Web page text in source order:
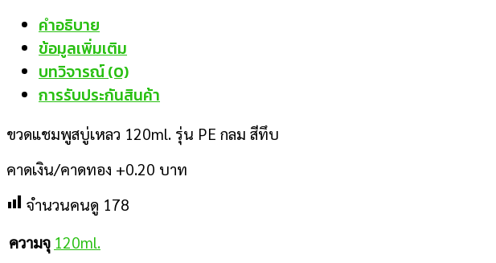
คำอธิบาย
ข้อมูลเพิ่มเติม
บทวิจารณ์ (0)
การรับประกันสินค้า
ขวดแชมพูสบู่เหลว 120ml. รุ่น PE กลม สีทึบ
คาดเงิน/คาดทอง +0.20 บาท
จำนวนคนดู 178
ความจุ 120ml.